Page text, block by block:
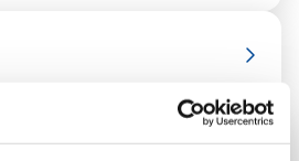
– Východná